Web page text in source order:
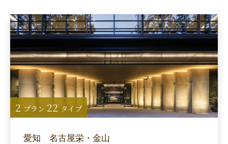
愛知 名古屋栄・金山
2 プラン 22 タイプ